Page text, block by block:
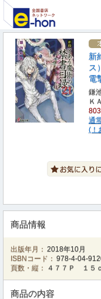
新
ス
電
鎌
Ｋ
通
(！
商品情報
出版年月： 2018年10月
ISBNコード： 978-4-04-
頁数・縦：
４７７Ｐ １５
商品の内容